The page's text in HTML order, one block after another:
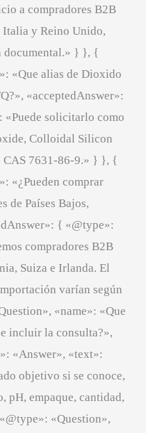
a compradores B2B
Italia y Reino Unido,
documental.» } }, {
«Que alias de Dioxido
«acceptedAnswer»:
solicitarlo como
Colloidal Silicon
7631-86-9.» } }, {
«¿Pueden comprar
de Países Bajos,
{ «@type»:
compradores B2B
Suiza e Irlanda. El
varían según
«name»: «Que
incluir la consulta?»,
«Answer», «text»:
objetivo si se conoce,
pH, empaque, cantidad,
«Question»,